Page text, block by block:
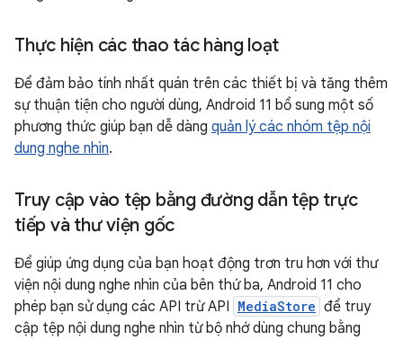
Thực hiện các thao tác hàng loạt
Để đảm bảo tính nhất quán trên các thiết bị và tăng thêm
sự thuận tiện cho người dùng, Android 11 bổ sung một số
phương thức giúp bạn dễ dàng quản lý các nhóm tệp nội
dung nghe nhìn.
Truy cập vào tệp bằng đường dẫn tệp trực
tiếp và thư viện gốc
Để giúp ứng dụng của bạn hoạt động trơn tru hơn với thư
viện nội dung nghe nhìn của bên thứ ba, Android 11 cho
phép bạn sử dụng các API trừ API MediaStore để truy
cập tệp nội dung nghe nhìn từ bộ nhớ dùng chung bằng